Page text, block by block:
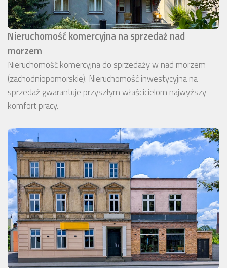
Nieruchomość komercyjna na sprzedaż nad
morzem
Nieruchomość komercyjna do sprzedaży w nad morzem
(zachodniopomorskie). Nieruchomość inwestycyjna na
sprzedaż gwarantuje przyszłym właścicielom najwyższy
komfort pracy.